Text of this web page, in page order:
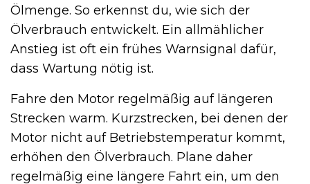
Ölmenge. So erkennst du, wie sich der
Ölverbrauch entwickelt. Ein allmählicher
Anstieg ist oft ein frühes Warnsignal dafür,
dass Wartung nötig ist.
Fahre den Motor regelmäßig auf längeren
Strecken warm. Kurzstrecken, bei denen der
Motor nicht auf Betriebstemperatur kommt,
erhöhen den Ölverbrauch. Plane daher
regelmäßig eine längere Fahrt ein, um den